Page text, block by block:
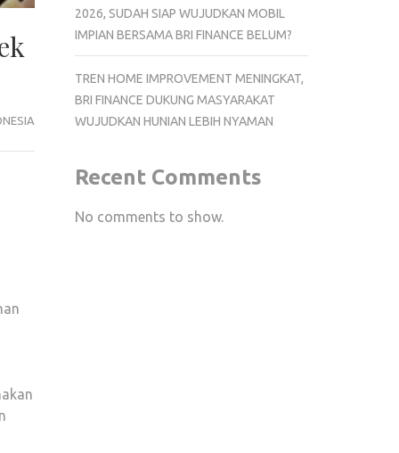
2026, SUDAH SIAP WUJUDKAN MOBIL
IMPIAN BERSAMA BRI FINANCE BELUM?
TREN HOME IMPROVEMENT MENINGKAT,
BRI FINANCE DUKUNG MASYARAKAT
WUJUDKAN HUNIAN LEBIH NYAMAN
Recent Comments
No comments to show.